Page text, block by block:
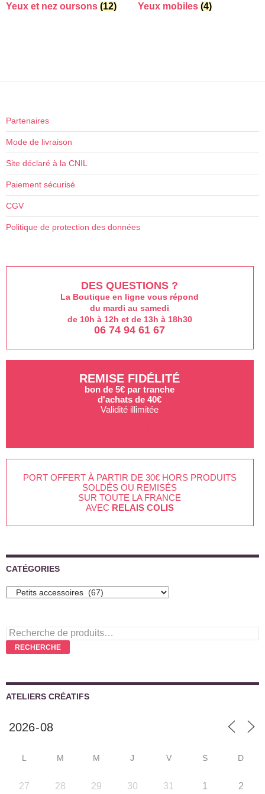
Yeux et nez oursons (12) Yeux mobiles (4)
Partenaires
Mode de livraison
Site déclaré à la CNIL
Paiement sécurisé
CGV
Politique de protection des données
DES QUESTIONS ?
La Boutique en ligne vous répond
du mardi au samedi
de 10h à 12h et de 13h à 18h30
06 74 94 61 67
REMISE FIDÉLITÉ
bon de 5€ par tranche
d'achats de 40€
Validité illimitée
PORT OFFERT À PARTIR DE 30€ HORS PRODUITS
SOLDÉS OU REMISÉS
SUR TOUTE LA FRANCE
AVEC RELAIS COLIS
CATÉGORIES
Recherche
pour :
RECHERCHE
ATELIERS CRÉATIFS
L M M J V S D
27 28 29 30 31 1 2